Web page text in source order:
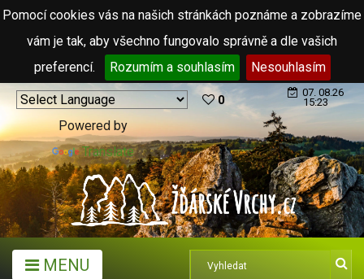
Pomocí cookies vás na našich stránkách poznáme a zobrazíme
vám je tak, aby všechno fungovalo správně a dle vašich
preferencí.
Rozumím a souhlasím Nesouhlasím
Powered by
Translate
0
07. 08.26
15:23
MENU